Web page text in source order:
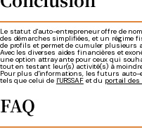
Le statut d'auto-entrepreneur offre de
des démarches simplifiées, et un régime
de profils et permet de cumuler plusieurs
Avec les diverses aides financières et
une option attrayante pour ceux qui
tout en testant leur(s) activité(s) à
Pour plus d'informations, les futurs
tels que celui de l'URSSAFet du portail
FAQ